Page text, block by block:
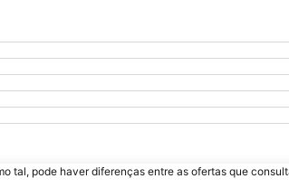
tal, pode haver diferenças entre as ofertas que